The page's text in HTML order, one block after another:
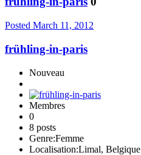
Posted March 11, 2012
frühling-in-paris
Nouveau
Membres
0
8 posts
Genre:Femme
Localisation:Limal, Belgique